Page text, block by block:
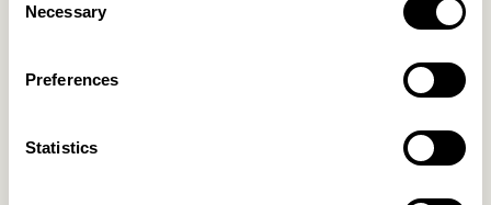
Selection
Necessary
Preferences
Statistics
Less Sidebord Natur